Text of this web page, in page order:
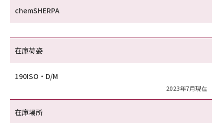
chemSHERPA
在庫荷姿
190ISO・D/M
2023年7月現在
在庫場所